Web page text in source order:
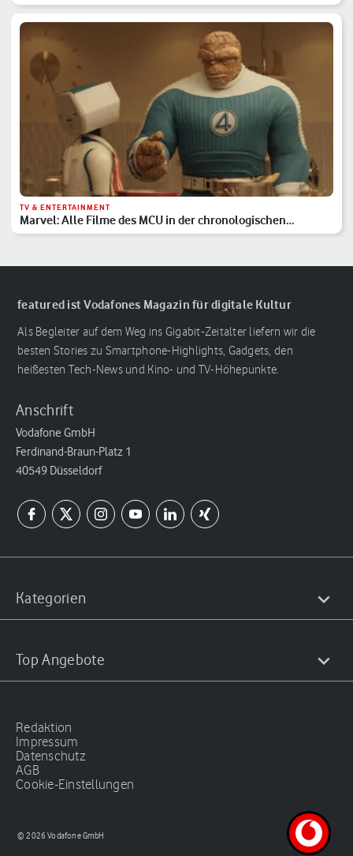
TV & ENTERTAINMENT
Marvel: Alle Filme des MCU in der chronologischen
Reihenfolge
featured ist Vodafones Magazin für digitale Kultur
Als Begleiter auf dem Weg ins Gigabit-Zeitalter liefern wir die
besten Stories zu Smartphone-Highlights, Gadgets, den
heißesten Tech-News und Kino- und TV-Höhepunkte.
Anschrift
Vodafone GmbH
Ferdinand-Braun-Platz 1
40549 Düsseldorf
Kategorien
Top Angebote
Redaktion
Impressum
Datenschutz
AGB
Cookie-Einstellungen
© 2026 Vodafone GmbH